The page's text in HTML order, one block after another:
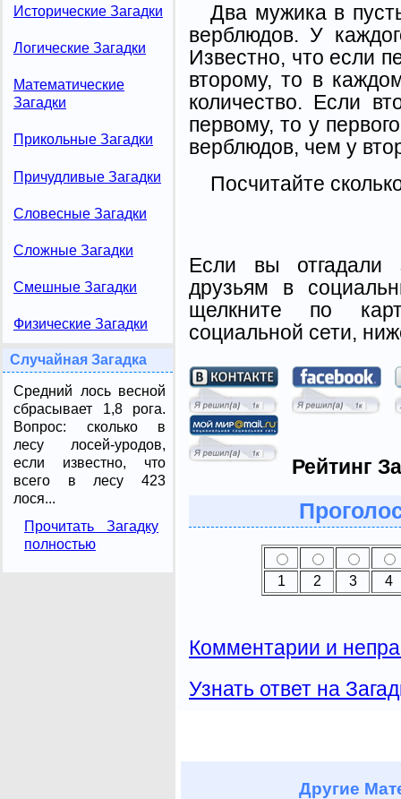
Исторические Загадки
Логические Загадки
Математические
Загадки
Прикольные Загадки
Причудливые Загадки
Словесные Загадки
Сложные Загадки
Смешные Загадки
Физические Загадки
Случайная Загадка
Средний лось весной
сбрасывает 1,8 рога.
Вопрос: сколько в
лесу лосей-уродов,
если известно, что
всего в лесу 423
лося...
Прочитать Загадку
полностью
Два мужика в
верблюдов. У
Известно, что если
второму, то в
количество. Если
первому, то у
верблюдов, чем у
Посчитайте
Если вы отгадали
друзьям в
щелкните по
социальной сети,
Рейтинг
1 2 3 4
Комментарии и
Узнать ответ на
Другие